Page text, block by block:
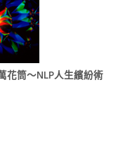
花筒～NLP人生繽紛術